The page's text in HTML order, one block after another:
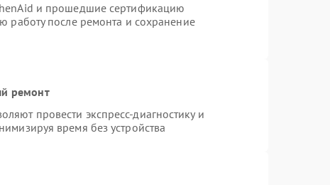
и прошедшие сертификацию
работу после ремонта и сохранение
ремонт
провести экспресс-диагностику и
время без устройства